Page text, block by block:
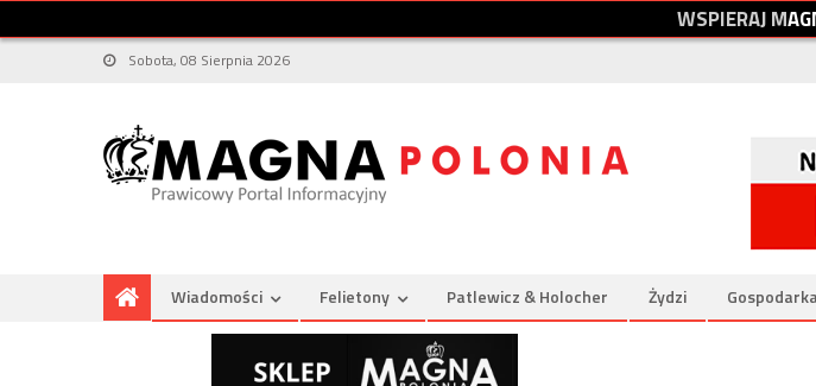
WSPIERAJMAG
Sobota, 08 Sierpnia 2026
Wiadomości Felietony Patlewicz & Holocher Żydzi Gospodarka